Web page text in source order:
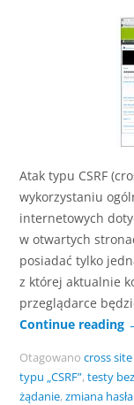
Atak typu CSRF
wykorzystaniu
internetowych
w otwartych
posiadać tylko
z której aktualnie
przeglądarce
Continue reading
Otagowano cross
typu „CSRF”,testy
żądanie,zmiana hasła